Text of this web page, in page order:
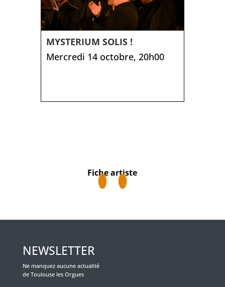
MYSTERIUM SOLIS !
Mercredi 14 octobre, 20h00
Fiche artiste
NEWSLETTER
Ne manquez aucune actualité
de Toulouse les Orgues